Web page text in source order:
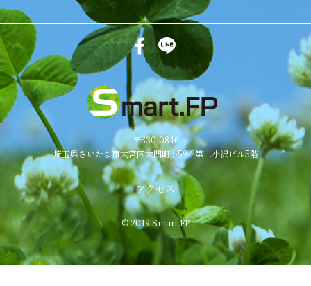
〒330-0846
埼玉県さいたま市大宮区大門町3-59-2第二小沢ビル5階
アクセス
© 2019 Smart FP